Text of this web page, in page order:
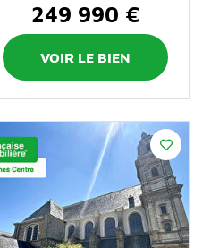
249 990 €
VOIR LE BIEN